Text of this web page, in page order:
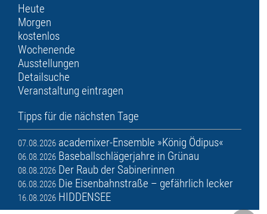
Heute
Morgen
kostenlos
Wochenende
Ausstellungen
Detailsuche
Veranstaltung eintragen
Tipps für die nächsten Tage
07.08.2026 academixer-Ensemble »König Ödipus«
06.08.2026 Baseballschlägerjahre in Grünau
08.08.2026 Der Raub der Sabinerinnen
06.08.2026 Die Eisenbahnstraße – gefährlich lecker
16.08.2026 HIDDENSEE